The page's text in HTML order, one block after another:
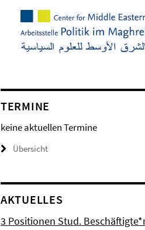
TERMINE
keine aktuellen Termine
Übersicht
AKTUELLES
3 Positionen Stud.